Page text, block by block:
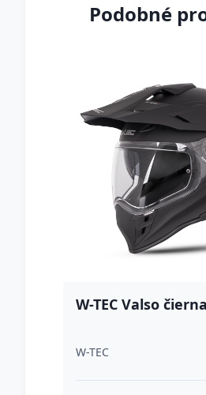
Podobné
W-TEC Valso
W-TEC